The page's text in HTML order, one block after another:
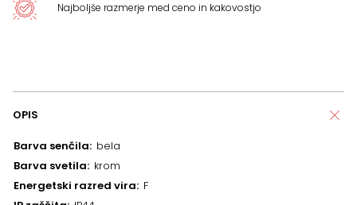
Najboljše razmerje med ceno in kakovostjo
OPIS
Barva senčila bela
Barva svetila krom
Energetski razred vira F